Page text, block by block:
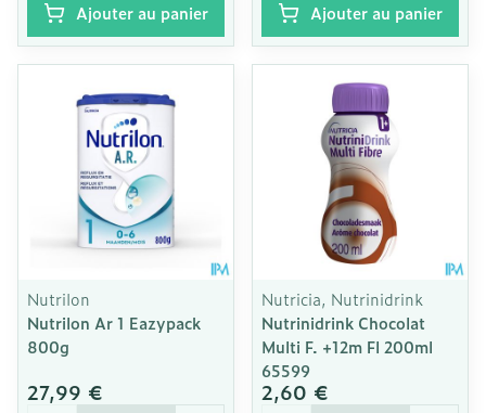
Ajouter au panier Ajouter au panier
Nutrilon
Nutrilon Ar 1 Eazypack
800g
27,99 €
Nutricia, Nutrinidrink
Nutrinidrink Chocolat
Multi F. +12m Fl 200ml
65599
2,60 €